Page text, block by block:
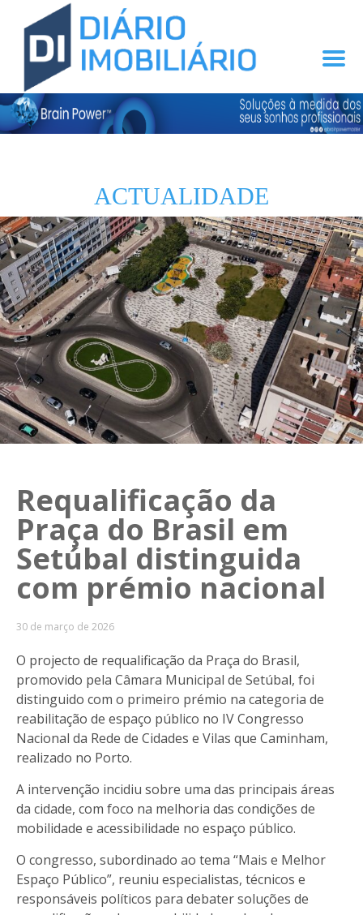
ACTUALIDADE
Requalificação da
Praça do Brasil em
Setúbal distinguida
com prémio nacional
30 de março de 2026
O projecto de requalificação da Praça do Brasil,
promovido pela Câmara Municipal de Setúbal, foi
distinguido com o primeiro prémio na categoria de
reabilitação de espaço público no IV Congresso
Nacional da Rede de Cidades e Vilas que Caminham,
realizado no Porto.
A intervenção incidiu sobre uma das principais áreas
da cidade, com foco na melhoria das condições de
mobilidade e acessibilidade no espaço público.
O congresso, subordinado ao tema “Mais e Melhor
Espaço Público”, reuniu especialistas, técnicos e
responsáveis políticos para debater soluções de